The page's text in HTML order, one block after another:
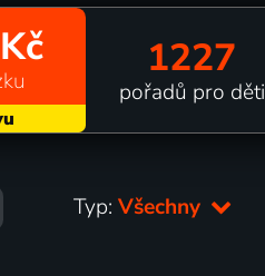
1227
pořadů pro děti
Typ:Všechny